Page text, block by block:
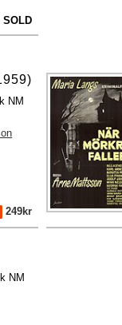
SOLD
NM
249kr
NM